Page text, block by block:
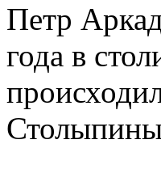
Петр
года в